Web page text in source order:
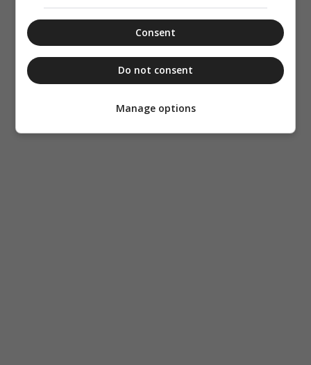
Consent
Do not consent
Manage options